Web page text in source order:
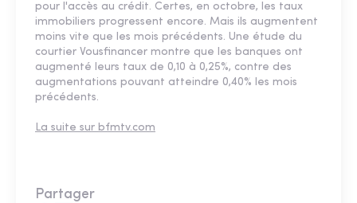
pour l'accès au crédit. Certes, en octobre, les taux
immobiliers progressent encore. Mais ils augmentent
moins vite que les mois précédents. Une étude du
courtier Vousfinancer montre que les banques ont
augmenté leurs taux de 0,10 à 0,25%, contre des
augmentations pouvant atteindre 0,40% les mois
précédents.
La suite sur bfmtv.com
Partager